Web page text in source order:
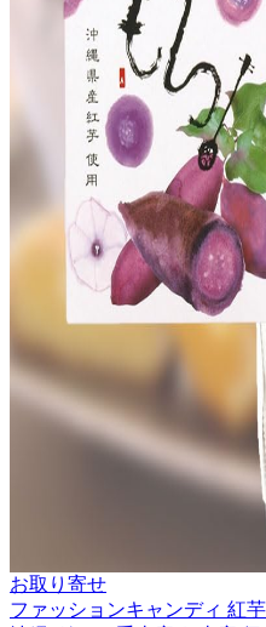
お取り寄せ
ファッションキャンディ 紅